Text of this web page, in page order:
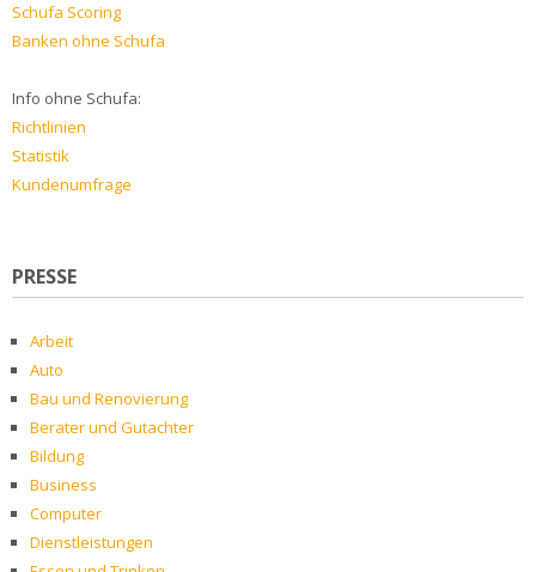
Schufa Scoring
Banken ohne Schufa
Info ohne Schufa:
Richtlinien
Statistik
Kundenumfrage
PRESSE
Arbeit
Auto
Bau und Renovierung
Berater und Gutachter
Bildung
Business
Computer
Dienstleistungen